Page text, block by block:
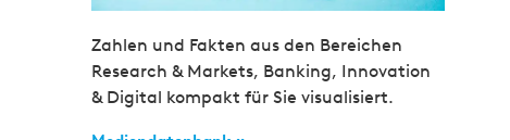
Zahlen und Fakten aus den Bereichen
Research & Markets, Banking, Innovation
& Digital kompakt für Sie visualisiert.